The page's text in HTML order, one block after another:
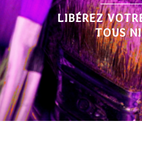
LIBÉREZ
TOUS